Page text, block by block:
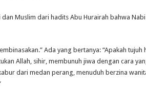
Muslim dari hadits Abu Hurairah bahwa Nabi
Ada yang bertanya: “Apakah tujuh
Allah, sihir, membunuh jiwa dengan cara
dari medan perang, menuduh berzina